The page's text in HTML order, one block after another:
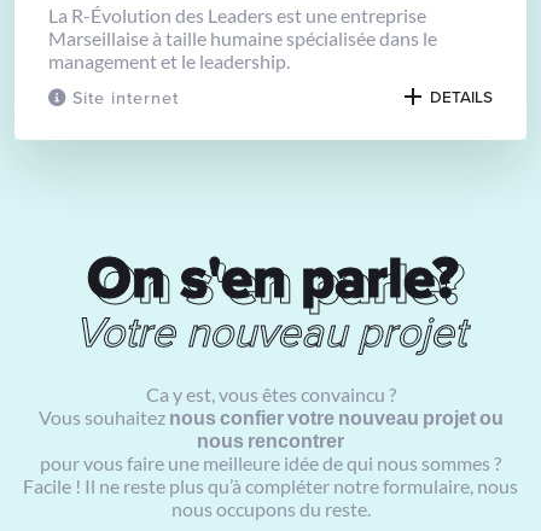
Site internet
La R-Évolution des Leaders est une entreprise
Marseillaise à taille humaine spécialisée dans le
management et le leadership.
DETAILS
On s'en parle?
On s'en parle?
Votre nouveau projet
Ca y est, vous êtes convaincu ?
Vous souhaitez nous confier votre nouveau projet ou
nous rencontrer
pour vous faire une meilleure idée de qui nous sommes ?
Facile ! Il ne reste plus qu’à compléter notre formulaire, nous
nous occupons du reste.